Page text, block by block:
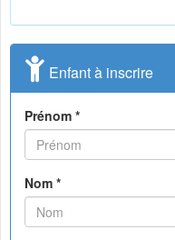
Enfant à inscrire
Prénom *
Nom *